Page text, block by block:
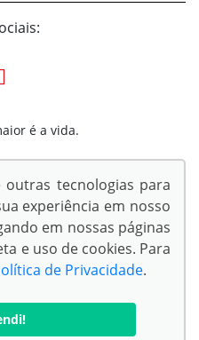
é a vida.
2026
direitos reservados.
de privacidade.
tecnologias para
experiência em nosso
em nossas páginas
e uso de cookies. Para
de Privacidade.